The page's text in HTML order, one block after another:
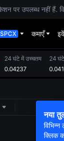
पर उपलब्ध नहीं हैं.
SPCX कमाएँ
24 घंटे में उच्चतम
0.04237
24
नया
क्लिक